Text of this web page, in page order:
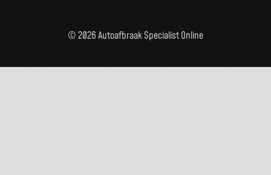
© 2026 Autoafbraak Specialist Online